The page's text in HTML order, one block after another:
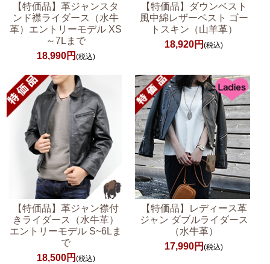
【特価品】革ジャンスタ
ンド襟ライダース（水牛
革）エントリーモデル XS
～7Lまで
18,990円 (税込)
【特価品】ダウンベスト
風中綿レザーベスト ゴー
トスキン（山羊革）
18,920円(税込)
【特価品】革ジャン襟付
きライダース（水牛革）
エントリーモデル S~6Lま
で
18,500円 (税込)
【特価品】レディース革
ジャン ダブルライダース
（水牛革）
17,990円(税込)